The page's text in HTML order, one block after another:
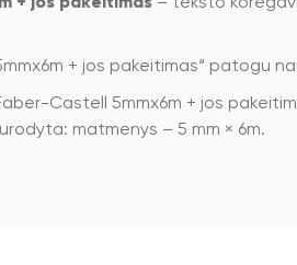
+ jos pakeitimas“ patogu
Castell 5mmx6m + jos
matmenys – 5 mm × 6m.